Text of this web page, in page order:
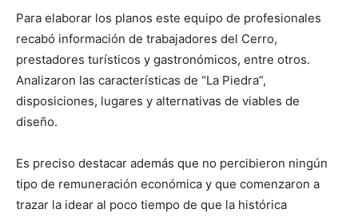
Para elaborar los planos este equipo de profesionales
recabó información de trabajadores del Cerro,
prestadores turísticos y gastronómicos, entre otros.
Analizaron las características de “La Piedra”,
disposiciones, lugares y alternativas de viables de
diseño.
Es preciso destacar además que no percibieron ningún
tipo de remuneración económica y que comenzaron a
trazar la idear al poco tiempo de que la histórica